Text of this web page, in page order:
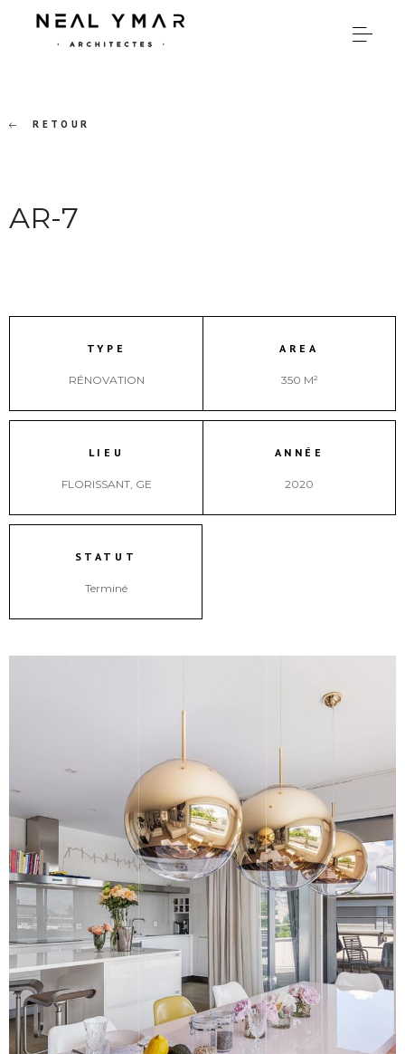
RETOUR
AR-7
TYPE
RÉNOVATION
AREA
350 M²
LIEU
FLORISSANT, GE
ANNÉE
2020
STATUT
Terminé